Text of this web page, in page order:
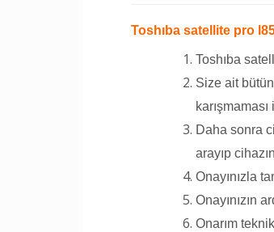
Toshıba satellite pro
Toshıba
Size ait
Daha sonra
arayıp
Onayınızla
Onayınızın
Onarım